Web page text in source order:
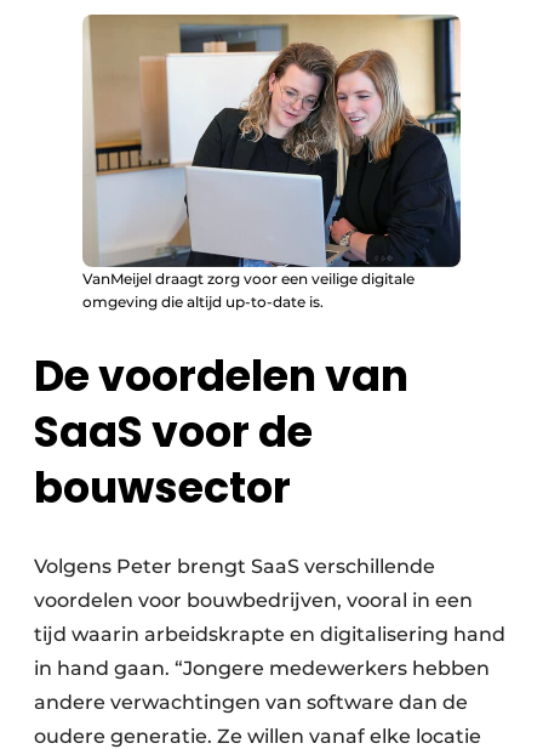
VanMeijel draagt zorg voor een veilige digitale
omgeving die altijd up-to-date is.
De voordelen van
SaaS voor de
bouwsector
Volgens Peter brengt SaaS verschillende
voordelen voor bouwbedrijven, vooral in een
tijd waarin arbeidskrapte en digitalisering hand
in hand gaan. “Jongere medewerkers hebben
andere verwachtingen van software dan de
oudere generatie. Ze willen vanaf elke locatie